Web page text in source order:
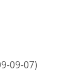
09-07)